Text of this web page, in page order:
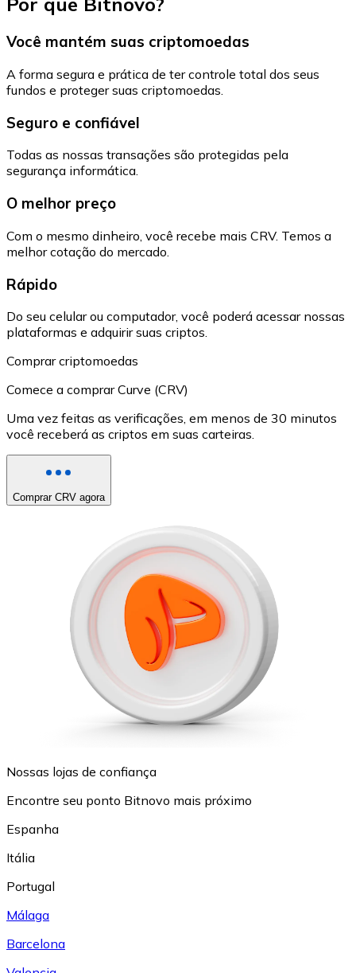
Você mantém suas criptomoedas
A forma segura e prática de ter controle total dos seus
fundos e proteger suas criptomoedas.
Seguro e confiável
Todas as nossas transações são protegidas pela
segurança informática.
O melhor preço
Com o mesmo dinheiro, você recebe mais CRV. Temos a
melhor cotação do mercado.
Rápido
Do seu celular ou computador, você poderá acessar nossas
plataformas e adquirir suas criptos.
Comprar criptomoedas
Comece a comprar Curve (CRV)
Uma vez feitas as verificações, em menos de 30 minutos
você receberá as criptos em suas carteiras.
Comprar CRV agora
Nossas lojas de confiança
Encontre seu ponto Bitnovo mais próximo
Espanha
Itália
Portugal
Málaga
Barcelona